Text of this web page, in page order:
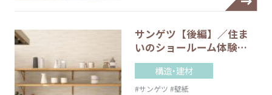
サンゲツ【後編】／住ま
いのショールーム体験…
構造・建材
#サンゲツ #壁紙